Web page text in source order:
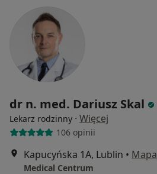
dr n. med. Dariusz Skal
Lekarz rodzinny · Więcej
106 opinii
Kapucyńska 1A, Lublin • Mapa
Medical Centrum